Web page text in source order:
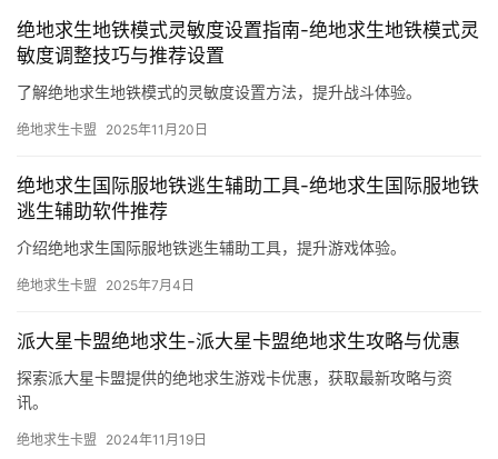
绝地求生地铁模式灵敏度设置指南-绝地求生地铁模式灵
敏度调整技巧与推荐设置
了解绝地求生地铁模式的灵敏度设置方法，提升战斗体验。
绝地求生卡盟 2025年11月20日
绝地求生国际服地铁逃生辅助工具-绝地求生国际服地铁
逃生辅助软件推荐
介绍绝地求生国际服地铁逃生辅助工具，提升游戏体验。
绝地求生卡盟 2025年7月4日
派大星卡盟绝地求生-派大星卡盟绝地求生攻略与优惠
探索派大星卡盟提供的绝地求生游戏卡优惠，获取最新攻略与资
讯。
绝地求生卡盟 2024年11月19日